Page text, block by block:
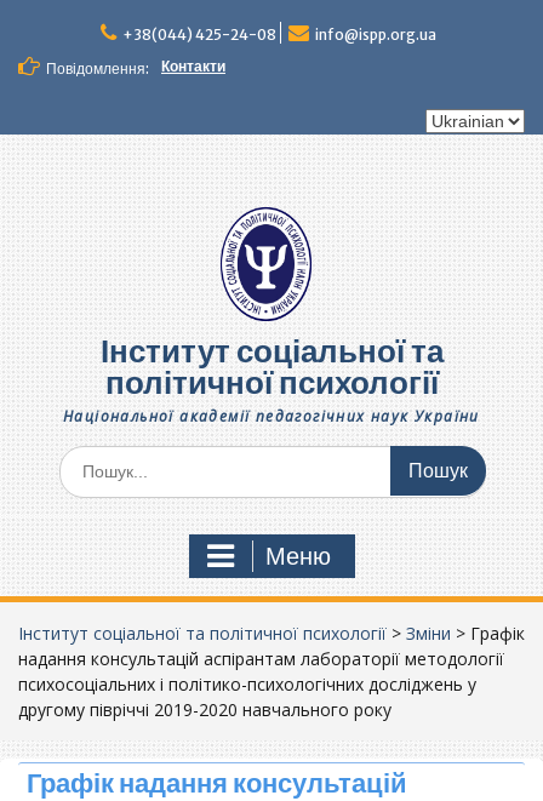
вмісту
+38(044) 425-24-08
info@ispp.org.ua
Повідомлення:
Контакти
Вибрати
Інститут соціальної та
політичної психології
Національної академії педагогічних наук України
Шукати:
Меню
Інститут соціальної та політичної психології > Зміни > Графік
надання консультацій аспірантам лабораторії методології
психосоціальних і політико-психологічних досліджень у
другому півріччі 2019-2020 навчального року
Графік надання консультацій